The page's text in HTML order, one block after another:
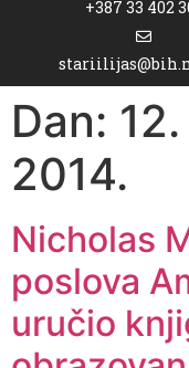
+387 33 402
Dan:
2014.
Nicholas
poslova
uručio